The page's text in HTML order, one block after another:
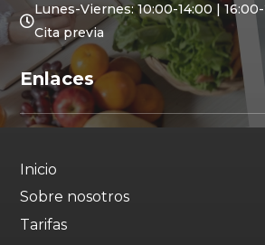

Lunes-Viernes: 10:00-14:00 |
Cita previa
Enlaces
Inicio
Sobre nosotros
Tarifas